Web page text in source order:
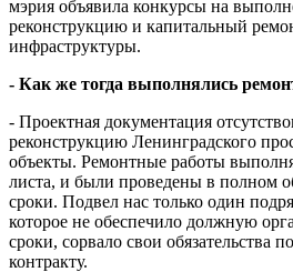
мэрия объявила конкурсы на
реконструкцию и капитальный
инфраструктуры.
- Как же тогда выполнялись
- Проектная документация
реконструкцию Ленинградского
объекты. Ремонтные работы
листа, и были проведены в полном
сроки. Подвел нас только один
которое не обеспечило должную
сроки, сорвало свои обязательства
контракту.